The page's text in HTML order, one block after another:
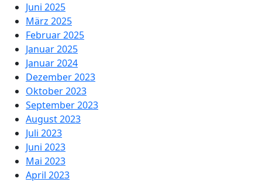
Juni 2025
März 2025
Februar 2025
Januar 2025
Januar 2024
Dezember 2023
Oktober 2023
September 2023
August 2023
Juli 2023
Juni 2023
Mai 2023
April 2023